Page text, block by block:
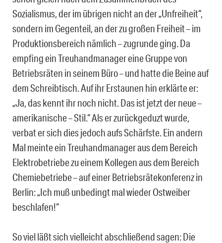
Sozialismus, der im übrigen nicht an der „Unfreiheit“,
sondern im Gegenteil, an der zu großen Freiheit – im
Produktionsbereich nämlich – zugrunde ging. Da
empfing ein Treuhandmanager eine Gruppe von
Betriebsräten in seinem Büro – und hatte die Beine auf
dem Schreibtisch. Auf ihr Erstaunen hin erklärte er:
„Ja, das kennt ihr noch nicht. Das ist jetzt der neue –
amerikanische – Stil.“ Als er zurückgeduzt wurde,
verbat er sich dies jedoch aufs Schärfste. Ein andern
Mal meinte ein Treuhandmanager aus dem Bereich
Elektrobetriebe zu einem Kollegen aus dem Bereich
Chemiebetriebe – auf einer Betriebsrätekonferenz in
Berlin: „Ich muß unbedingt mal wieder Ostweiber
beschlafen!“
So viel läßt sich vielleicht abschließend sagen: Die